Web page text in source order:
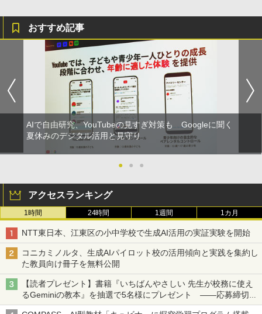
おすすめ記事
AIで自由研究、YouTubeの見すぎ対策も Googleに聞く
夏休みのデジタル活用と見守り
● ● ●
アクセスランキング
1時間 24時間 1週間 1カ月
NTT東日本、江東区の小中学校で生成AI活用の実証実験を開始
コニカミノルタ、生成AIパイロット校の活用傾向と実践を集約し
た教員向け冊子を無料公開
【読者プレゼント】書籍『いちばんやさしい 先生が校務に使え
るGeminiの教本』を抽選で5名様にプレゼント ――応募締切は
2026年8月12日（水）まで